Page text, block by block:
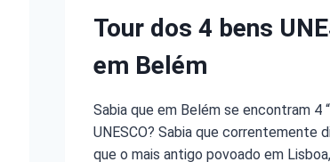
Tour dos 4 bens
em Belém
Sabia que em Belém se encontram 4
UNESCO? Sabia que correntemente
que o mais antigo povoado em